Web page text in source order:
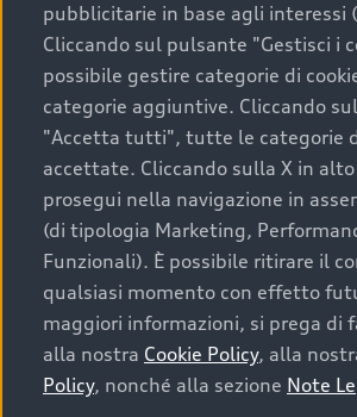
Scegliere un’auto usata è una
convenienza, affidabilità e
acquisto sicuro, è essenziale
determinanti come la garanzia
marchio. Audi offre l’auto usata
Prima Scelta :plus
Cosa sapere prima
acquistare la tua
auto
pubblicitarie in base agli interessi
Cliccando sul pulsante "Gestisci i
possibile gestire categorie di
categorie aggiuntive. Cliccando
"Accetta tutti", tutte le categorie
accettate. Cliccando sulla X in
prosegui nella navigazione in
(di tipologia Marketing,
Funzionali). È possibile ritirare il
qualsiasi momento con effetto
maggiori informazioni, si prega di
alla nostra Cookie Policy, alla
Policy, nonché alla sezione Note